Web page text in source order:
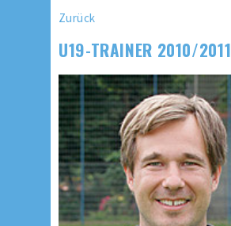
Zurück
U19-TRAINER 2010/2011